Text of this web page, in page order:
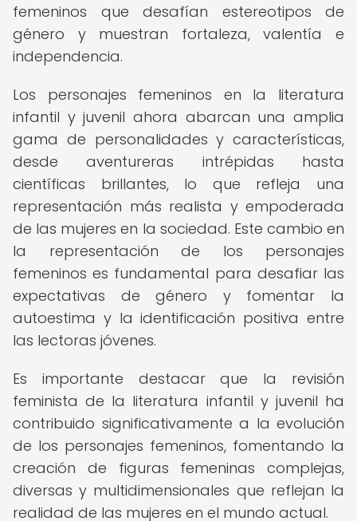
femeninos que desafían estereotipos de
género y muestran fortaleza, valentía e
independencia.
Los personajes femeninos en la literatura
infantil y juvenil ahora abarcan una amplia
gama de personalidades y características,
desde aventureras intrépidas hasta
científicas brillantes, lo que refleja una
representación más realista y empoderada
de las mujeres en la sociedad. Este cambio en
la representación de los personajes
femeninos es fundamental para desafiar las
expectativas de género y fomentar la
autoestima y la identificación positiva entre
las lectoras jóvenes.
Es importante destacar que la revisión
feminista de la literatura infantil y juvenil ha
contribuido significativamente a la evolución
de los personajes femeninos, fomentando la
creación de figuras femeninas complejas,
diversas y multidimensionales que reflejan la
realidad de las mujeres en el mundo actual.